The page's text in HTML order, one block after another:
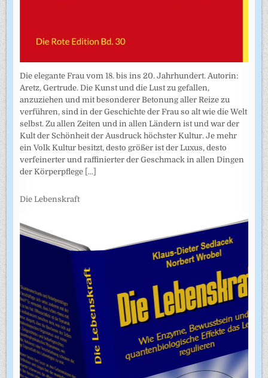
Die elegante Frau vom 18. bis ins 20. Jahrhundert. Autorin:
Aretz, Gertrude. Die Kunst und die Lust zu gefallen,
anzuziehen und mit besonderer Betonung aller Reize zu
verführen, sind in der Geschichte der Frau so alt wie die Welt
selbst. Zu allen Zeiten und in allen Ländern ist und war der
Kult der Schönheit der Ausdruck höchster Kultur. Je mehr
ein Volk Kultur besitzt, desto größer ist der Luxus, desto
verfeinerter und raffinierter der Geschmack in allen Dingen
der Körperpflege [...]
Die Lebenskraft